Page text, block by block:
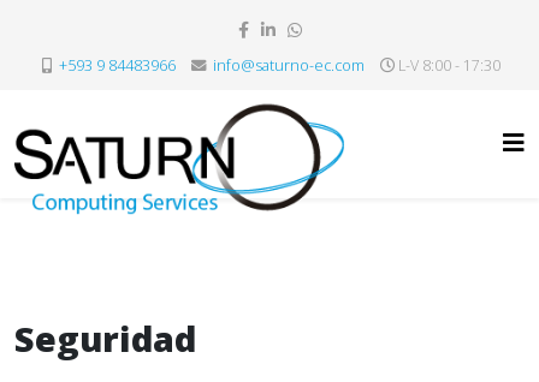
+593 9 84483966 info@saturno-ec.com L-V 8:00 - 17:30
Seguridad